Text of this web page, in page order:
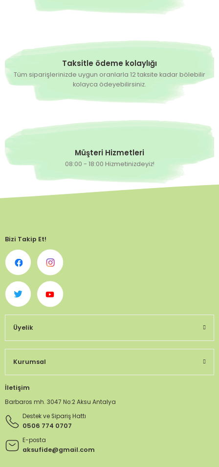
Taksitle ödeme kolaylığı
Tüm siparişlerinizde uygun oranlarla 12 taksite kadar bölebilir
kolayca ödeyebilirsiniz.
Müşteri Hizmetleri
08:00 - 18:00 Hizmetinizdeyiz!
Bizi Takip Et!
Üyelik
Kurumsal
İletişim
Barbaros mh. 3047 No:2 Aksu Antalya
Destek ve Sipariş Hattı
0506 774 0707
E-posta
aksufide@gmail.com